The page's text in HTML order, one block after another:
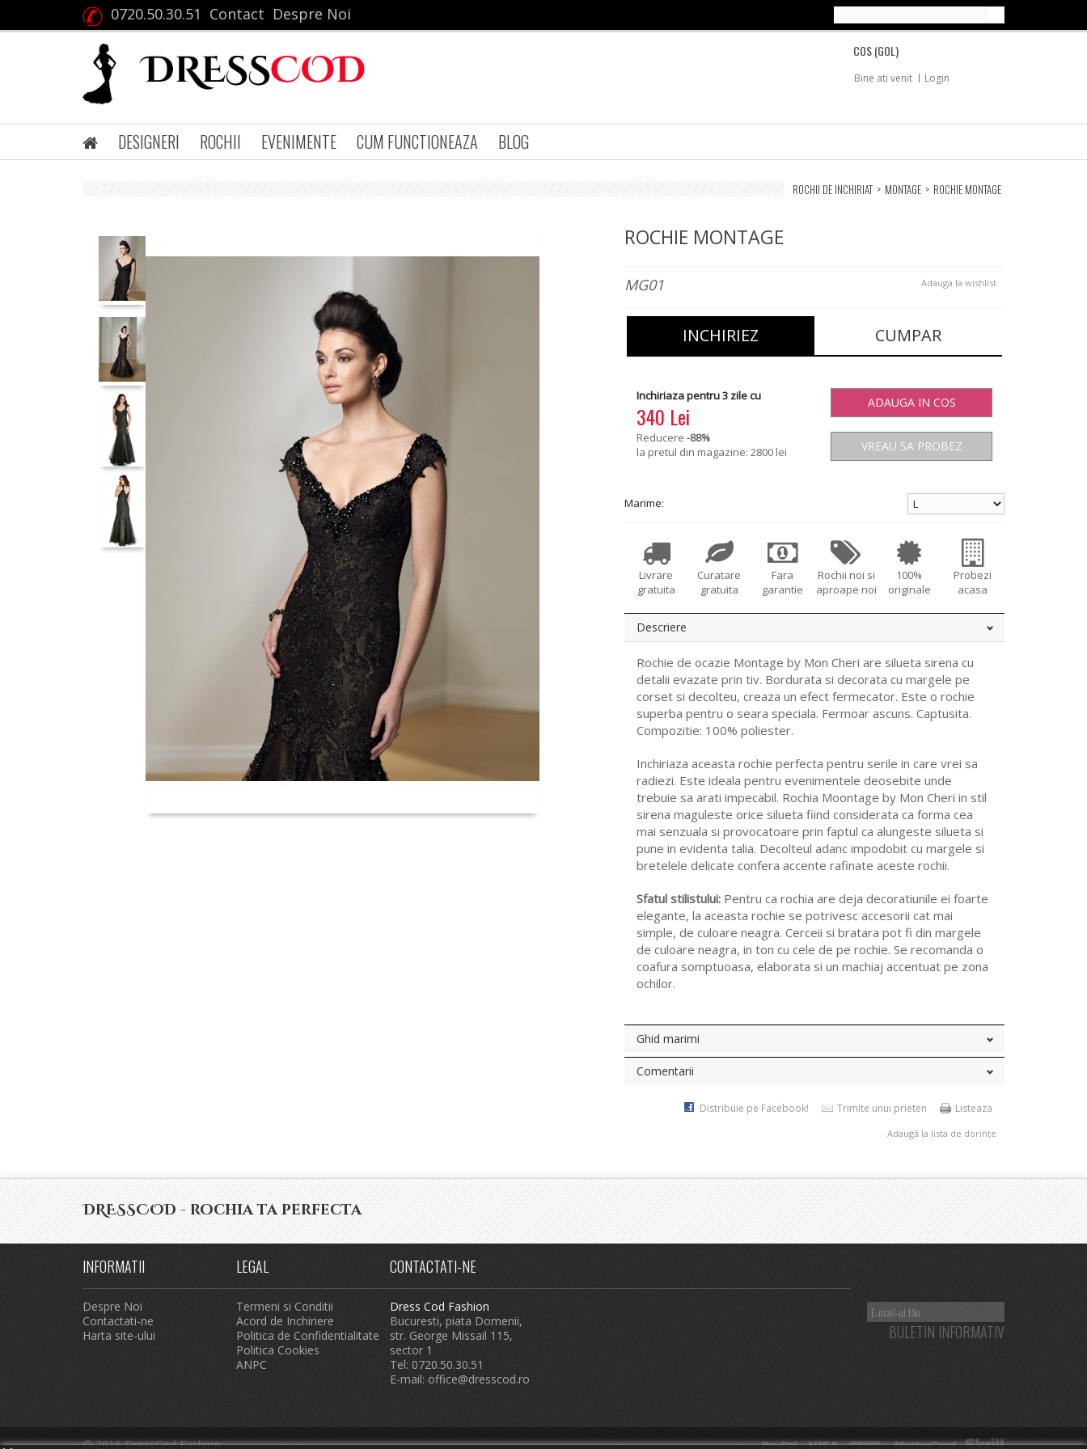
0720.50.30.51 Contact Despre Noi
COS(GOL)
Bine ati venit Login
DESIGNERI ROCHII EVENIMENTE CUM FUNCTIONEAZA BLOG
ROCHII DE INCHIRIAT > MONTAGE > ROCHIE MONTAGE
ROCHIE MONTAGE
Adauga la wishlist
MG01
INCHIRIEZ CUMPAR
Inchiriaza pentru 3 zile cu
340 Lei
Reducere -88%
la pretul din magazine: 2800 lei
ADAUGA IN COS
VREAU SA PROBEZ
Marime:
Livrare
gratuita
Curatare
gratuita
Fara
garantie
Rochii noi si
aproape noi
100%
originale
Probezi
acasa
Descriere
Rochie de ocazie Montage by Mon Cheri are silueta sirena cu
detalii evazate prin tiv. Bordurata si decorata cu margele pe
corset si decolteu, creaza un efect fermecator. Este o rochie
superba pentru o seara speciala. Fermoar ascuns. Captusita.
Compozitie: 100% poliester.
Inchiriaza aceasta rochie perfecta pentru serile in care vrei sa
radiezi. Este ideala pentru evenimentele deosebite unde
trebuie sa arati impecabil. Rochia Moontage by Mon Cheri in stil
sirena maguleste orice silueta fiind considerata ca forma cea
mai senzuala si provocatoare prin faptul ca alungeste silueta si
pune in evidenta talia. Decolteul adanc impodobit cu margele si
bretelele delicate confera accente rafinate aceste rochii.
Sfatul stilistului: Pentru ca rochia are deja decoratiunile ei foarte
elegante, la aceasta rochie se potrivesc accesorii cat mai
simple, de culoare neagra. Cerceii si bratara pot fi din margele
de culoare neagra, in ton cu cele de pe rochie. Se recomanda o
coafura somptuoasa, elaborata si un machiaj accentuat pe zona
ochilor.
Ghid marimi
Comentarii
Distribuie pe Facebook! Trimite unui prieten Listeaza
Adaugă la lista de dorințe
DRESSCOD - rochia ta perfecta
INFORMATII
Despre Noi
Contactati-ne
Harta site-ului
LEGAL
Termeni si Conditii
Acord de Inchiriere
Politica de Confidentialitate
Politica Cookies
ANPC
CONTACTATI-NE
Dress Cod Fashion
Bucuresti, piata Domenii,
str. George Missail 115,
sector 1
Tel: 0720.50.30.51
E-mail: office@dresscod.ro
BULETIN INFORMATIV
© 2016 DressCod Fashion